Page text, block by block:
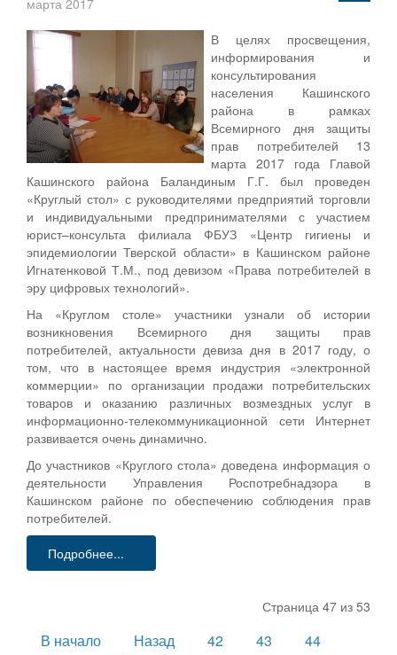
В целях просвещения,
информирования и
консультирования
населения Кашинского
района в рамках
Всемирного дня защиты
прав потребителей 13
марта 2017 года Главой
Кашинского района Баландиным Г.Г. был проведен
«Круглый стол» с руководителями предприятий торговли
и индивидуальными предпринимателями с участием
юрист–консульта филиала ФБУЗ «Центр гигиены и
эпидемиологии Тверской области» в Кашинском районе
Игнатенковой Т.М., под девизом «Права потребителей в
эру цифровых технологий».
На «Круглом столе» участники узнали об истории
возникновения Всемирного дня защиты прав
потребителей, актуальности девиза дня в 2017 году, о
том, что в настоящее время индустрия «электронной
коммерции» по организации продажи потребительских
товаров и оказанию различных возмездных услуг в
информационно-телекоммуникационной сети Интернет
развивается очень динамично.
До участников «Круглого стола» доведена информация о
деятельности Управления Роспотребнадзора в
Кашинском районе по обеспечению соблюдения прав
потребителей.
Подробнее...
Страница 47 из 53
В начало Назад 42 43
44